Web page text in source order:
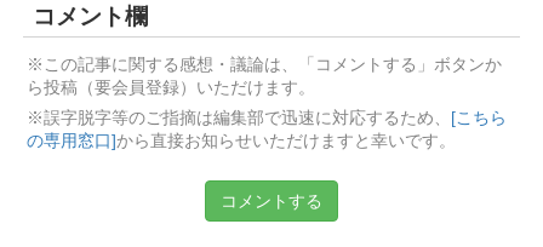
コメント欄
※この記事に関する感想・議論は、「コメントする」ボタンか
ら投稿（要会員登録）いただけます。
※誤字脱字等のご指摘は編集部で迅速に対応するため、
[こちら
の専用窓口]から直接お知らせいただけますと幸いです。
コメントする